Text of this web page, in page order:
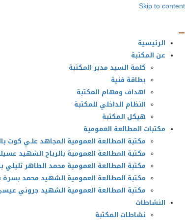
Skip to content
الرئيسية
عن المكتبة
كلمة السيد مدير المكتبة
بطاقة فنية
اهداف ومهام المكتبة
النظام الداخلي للمكتبة
هيكل المكتبة
مكتبات المطالعة العمومية
مكتبة المطالعة العمومية المجاهد علـي كوت
مكتبة المطالعة العمومية بالرباح الشهيد
مكتبة المطالعة العمومية محمد الطاهر تليلي
مكتبة المطالعة العمومية الشهيد محمد بسرة
مكتبة المطالعة العمومية الشهيد جروني
النشاطات
نشاطات المكتبة